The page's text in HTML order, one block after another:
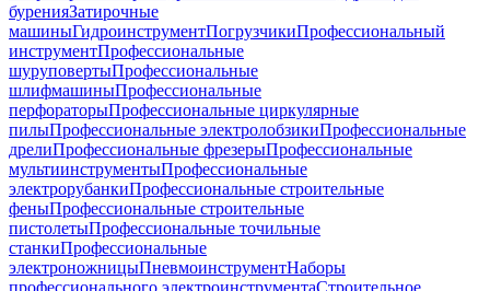
буренияЗатирочные
машиныГидроинструментПогрузчикиПрофессиональный
инструментПрофессиональные
шуруповертыПрофессиональные
шлифмашиныПрофессиональные
перфораторыПрофессиональные циркулярные
пилыПрофессиональные электролобзикиПрофессиональные
дрелиПрофессиональные фрезерыПрофессиональные
мультиинструментыПрофессиональные
электрорубанкиПрофессиональные строительные
феныПрофессиональные строительные
пистолетыПрофессиональные точильные
станкиПрофессиональные
электроножницыПневмоинструментНаборы
профессионального электроинструментаСтроительное